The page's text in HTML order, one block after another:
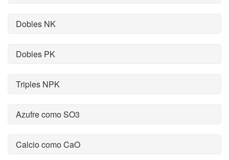
Dobles NK
Dobles PK
Triples NPK
Azufre como SO3
Calcio como CaO